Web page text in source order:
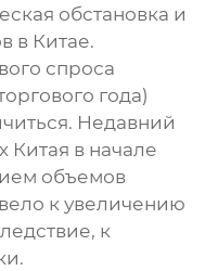
обстановка и
в Китае.
спроса
года)
Недавний
Китая в начале
объемов
к увеличению
к